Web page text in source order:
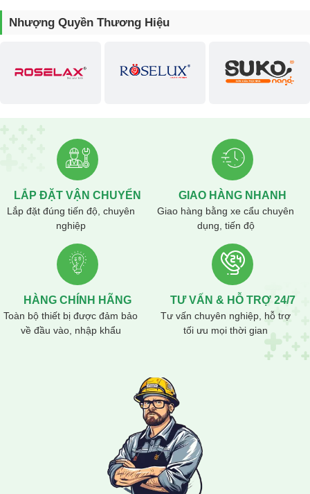
Nhượng Quyền Thương Hiệu
LẮP ĐẶT VẬN CHUYỂN
Lắp đặt đúng tiến độ, chuyên
nghiệp
GIAO HÀNG NHANH
Giao hàng bằng xe cẩu chuyên
dụng, tiến độ
HÀNG CHÍNH HÃNG
Toàn bộ thiết bị được đảm bảo
về đầu vào, nhập khẩu
TƯ VẤN & HỖ TRỢ 24/7
Tư vấn chuyên nghiệp, hỗ trợ
tối ưu mọi thời gian